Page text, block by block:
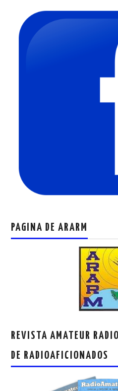
PAGINA DE ARARM
REVISTA AMATEUR
DE RADIOAFICIONADOS